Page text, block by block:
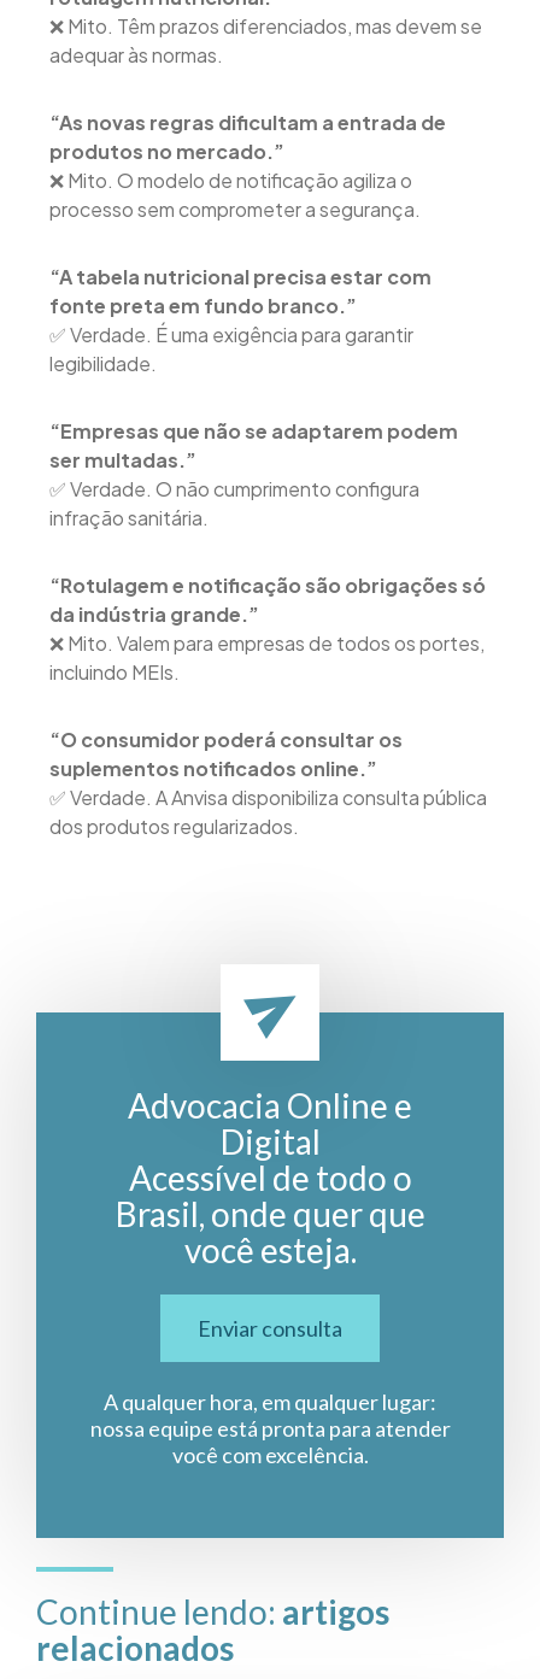
❌ Mito. Têm prazos diferenciados, mas devem se
adequar às normas.
“As novas regras dificultam a entrada de
produtos no mercado.”
❌ Mito. O modelo de notificação agiliza o
processo sem comprometer a segurança.
“A tabela nutricional precisa estar com
fonte preta em fundo branco.”
✅ Verdade. É uma exigência para garantir
legibilidade.
“Empresas que não se adaptarem podem
ser multadas.”
✅ Verdade. O não cumprimento configura
infração sanitária.
“Rotulagem e notificação são obrigações só
da indústria grande.”
❌ Mito. Valem para empresas de todos os portes,
incluindo MEIs.
“O consumidor poderá consultar os
suplementos notificados online.”
✅ Verdade. A Anvisa disponibiliza consulta pública
dos produtos regularizados.
Advocacia Online e
Digital
Acessível de todo o
Brasil, onde quer que
você esteja.
Enviar consulta
A qualquer hora, em qualquer lugar:
nossa equipe está pronta para atender
você com excelência.
Continue lendo: artigos
relacionados